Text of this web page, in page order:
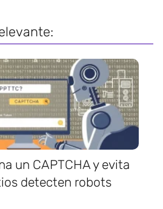
un CAPTCHA y evita
detecten robots